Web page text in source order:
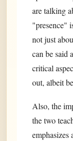
are talking
"presence"
not just
can be said
critical
out, albeit
Also, the
the two
emphasizes